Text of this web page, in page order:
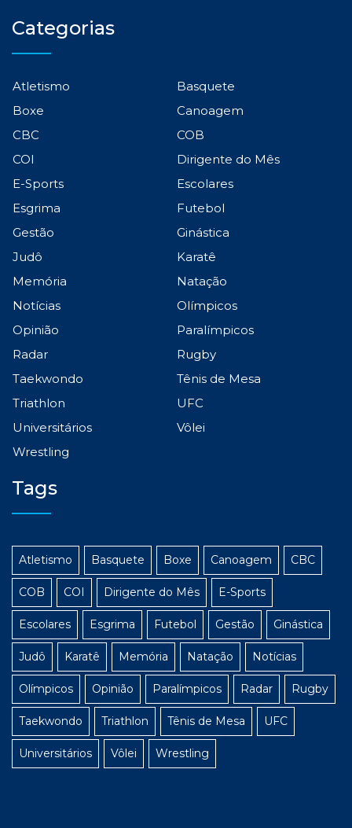
Categorias
Atletismo
Basquete
Boxe
Canoagem
CBC
COB
COI
Dirigente do Mês
E-Sports
Escolares
Esgrima
Futebol
Gestão
Ginástica
Judô
Karatê
Memória
Natação
Notícias
Olímpicos
Opinião
Paralímpicos
Radar
Rugby
Taekwondo
Tênis de Mesa
Triathlon
UFC
Universitários
Vôlei
Wrestling
Tags
Atletismo Basquete Boxe Canoagem CBC
COB COI Dirigente do Mês E-Sports
Escolares Esgrima Futebol Gestão Ginástica
Judô Karatê Memória Natação Notícias
Olímpicos Opinião Paralímpicos Radar Rugby
Taekwondo Triathlon Tênis de Mesa UFC
Universitários Vôlei Wrestling